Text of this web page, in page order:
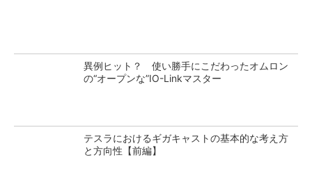
異例ヒット？ 使い勝手にこだわったオムロン
の“オープンな”IO-Linkマスター
テスラにおけるギガキャストの基本的な考え方
と方向性【前編】